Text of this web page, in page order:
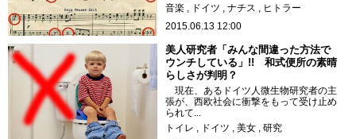
音楽
ドイツ ナチス
ヒトラー
2015.06.13 12:00
美人研究者「みんな間違った方法で
ウンチしている」!! 和式便所の素晴
らしさが判明？
現在、あるドイツ人微生物研究者の主
張が、西欧社会に衝撃をもって受け止め
られて...
トイレ
ドイツ 美女
研究